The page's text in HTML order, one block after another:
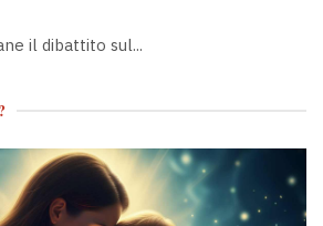
il dibattito sul...